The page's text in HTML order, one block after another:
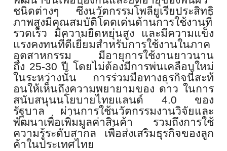
ชนิดต่างๆ
ซึ่งนวัตกรรมโพลียูเรียประสิทธิ
ภาพสูงมีคุณสมบัติโดดเด่นด้านการใช้งานที่
รวดเร็ว มีความยืดหยุ่นสูง และมีความแข็ง
แรงคงทนที่ดีเยี่ยมสำหรับการใช้งานในภาค
อุตสาหกรรม มีอายุการใช้งานยาวนาน
ถึง 25-30ปี โดยไม่ต้องมีการพ่นเคลือบใหม่
ในระหว่างนั้น การร่วมมือทางธุรกิจนี้สะท้
อนให้เห็นถึงความพยายามของ ดาว ในการ
สนับสนุนนโยบายไทยแลนด์ 4.0 ของ
รัฐบาล ผ่านการใช้นวัตกรรมงานวิจัยและ
พัฒนาเพื่อเพิ่มมูลค่าสินค้า รวมถึงการใช้
ความรู้ระดับสากล เพื่อส่งเสริมธุรกิจของลูก
ค้าในประเทศไทย